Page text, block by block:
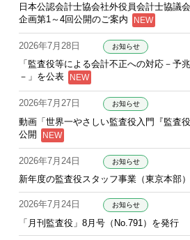
日本公認会計士協会社外役員会計士協議
企画第1～4回公開のご案内
2026年7月28日 お知らせ
「監査役等による会計不正への対応－予
－」を公表
2026年7月27日 お知らせ
動画「世界一やさしい監査役入門『監査
公開
2026年7月24日 お知らせ
新年度の監査役スタッフ事業（東京本部
2026年7月24日 お知らせ
「月刊監査役」8月号（No.791）を発行